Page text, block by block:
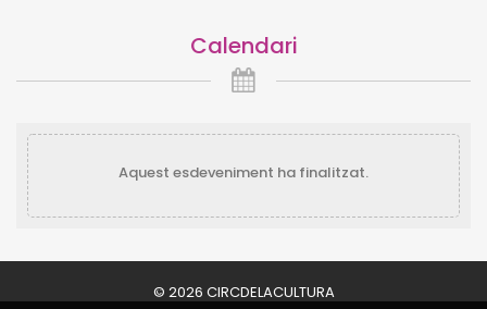
Calendari
Aquest esdeveniment ha finalitzat.
© 2026 CIRCDELACULTURA